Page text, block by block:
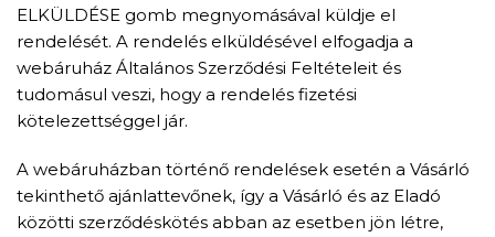
ELKÜLDÉSE gomb megnyomásával küldje el
rendelését. A rendelés elküldésével elfogadja a
webáruház Általános Szerződési Feltételeit és
tudomásul veszi, hogy a rendelés fizetési
kötelezettséggel jár.
A webáruházban történő rendelések esetén a Vásárló
tekinthető ajánlattevőnek, így a Vásárló és az Eladó
közötti szerződéskötés abban az esetben jön létre,